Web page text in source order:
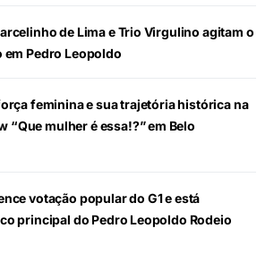
de Lima e Trio Virgulino agitam o
Pedro Leopoldo
feminina e sua trajetória histórica na
“Que mulher é essa!?” em Belo
votação popular do G1 e está
principal do Pedro Leopoldo Rodeio